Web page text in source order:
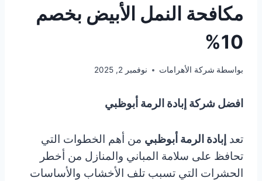
مكافحة النمل الأبيض بخصم
10%
بواسطة شركة الأهرامات نوفمبر 2, 2025
افضل شركة إبادة الرمة أبوظبي
تعد إبادة الرمة أبوظبي من أهم الخطوات التي
تحافظ على سلامة المباني والمنازل من أخطر
الحشرات التي تسبب تلف الأخشاب والأساسات